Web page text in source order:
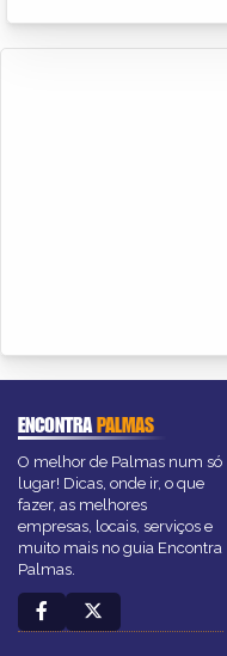
ENCONTRAPALMAS
O melhor de Palmas num só
lugar! Dicas, onde ir, o que
fazer, as melhores
empresas, locais, serviços e
muito mais no guia Encontra
Palmas.